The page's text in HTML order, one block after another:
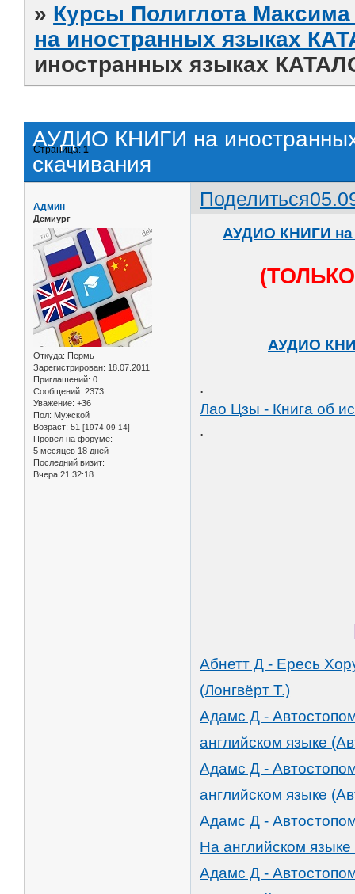
» Курсы Полиглота
на иностранных языках
иностранных языках
АУДИО КНИГИ на
скачивания
Страница:1
Поделиться
Админ
Демиург
Откуда: Пермь
Зарегистрирован: 18.07.2011
Приглашений: 0
Сообщений: 2373
Уважение: +36
Пол: Мужской
Возраст: 51 [1974-09-14]
Провел на форуме:
5 месяцев 18 дней
Последний визит:
Вчера 21:32:18
АУДИО КНИГИ на
АУДИО
.
Лао Цзы - Книга об
.
Абнетт Д - Ересь
(Лонгвёрт Т.)
Адамс Д -
английском языке
Адамс Д -
английском языке
Адамс Д -
На английском
Адамс Д -